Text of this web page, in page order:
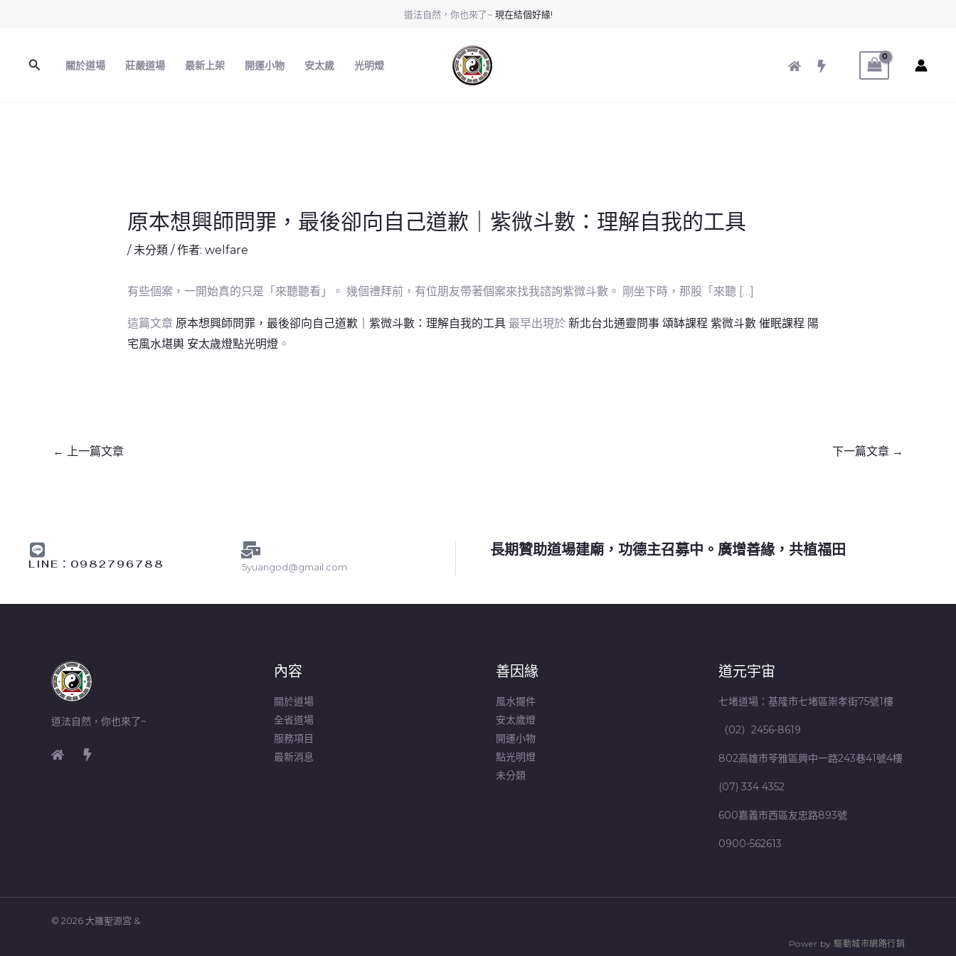
道法自然，你也來了~ 現在結個好緣!
搜
關於道場 莊嚴道場 最新上架 開運小物 安太歲 光明燈
原本想興師問罪，最後卻向自己道歉｜紫微斗數：理解自我的工具
/ 未分類 / 作者: welfare
有些個案，一開始真的只是「來聽聽看」。 幾個禮拜前，有位朋友帶著個案來找我諮詢紫微斗數。 剛坐下時，那股「來聽 […]
這篇文章 原本想興師問罪，最後卻向自己道歉｜紫微斗數：理解自我的工具最早出現於 新北台北通靈問事 頌缽課程 紫微斗數 催眠課程 陽
宅風水堪輿 安太歲燈點光明燈。
← 上一篇文章 下一篇文章 →
LINE︰0982796788 5yuangod@gmail.com
長期贊助道場建廟，功德主召募中。廣增善緣，共植福田
道法自然，你也來了~
內容
關於道場
全省道場
服務項目
最新消息
善因緣
風水擺件
安太歲燈
開運小物
點光明燈
未分類
道元宇宙
七堵道場：基隆市七堵區崇孝街75號1樓
（02）2456-8619
802高雄市苓雅區興中一路243巷41號4樓
(07) 334 4352
600嘉義市西區友忠路893號
0900-562613
© 2026 大羅聖源宮 &
Power by 驅動城市網路行銷